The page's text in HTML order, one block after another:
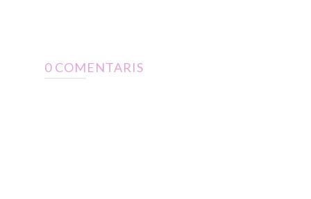
0 COMENTARIS